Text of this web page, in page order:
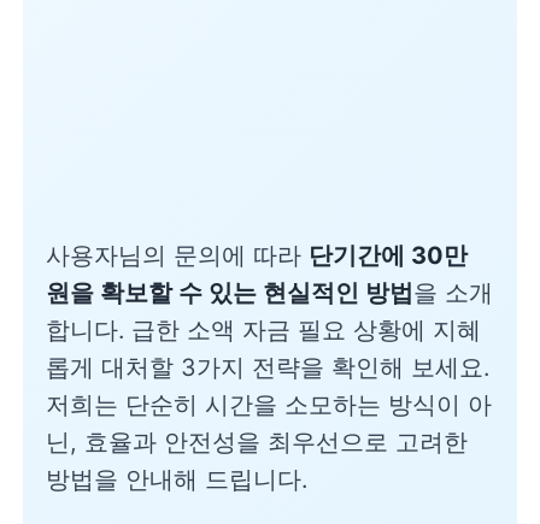
사용자님의 문의에 따라 단기간에 30만
원을 확보할 수 있는 현실적인 방법을 소개
합니다. 급한 소액 자금 필요 상황에 지혜
롭게 대처할 3가지 전략을 확인해 보세요.
저희는 단순히 시간을 소모하는 방식이 아
닌, 효율과 안전성을 최우선으로 고려한
방법을 안내해 드립니다.